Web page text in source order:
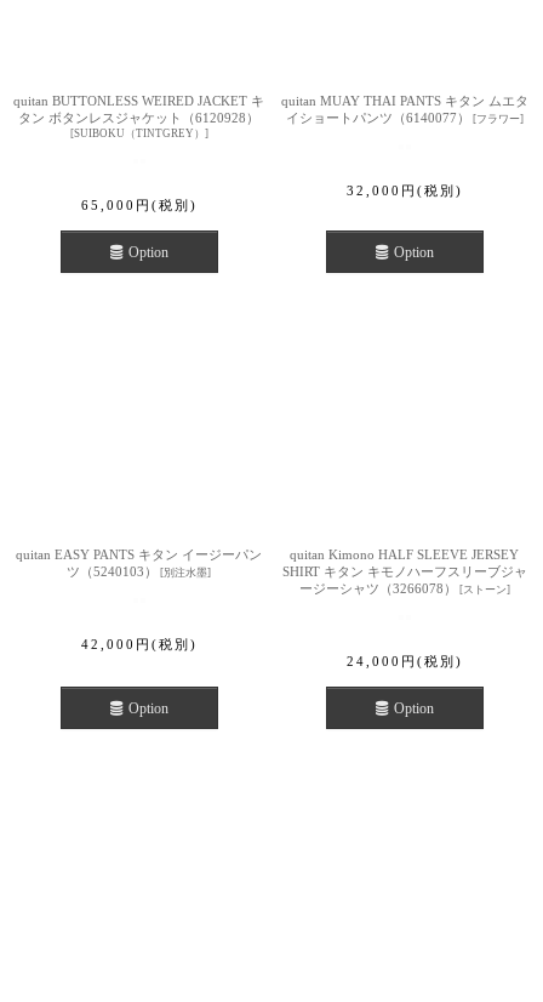
quitan BUTTONLESS WEIRED JACKET キ
タン ボタンレスジャケット（6120928）
[SUIBOKU（TINTGREY） ]
65,000 円 (税別)
Option
quitan MUAY THAI PANTS キタン ムエタ
イショートパンツ（6140077）
[フラワー]
32,000 円 (税別)
Option
quitan EASY PANTS キタン イージーパン
ツ（5240103）
[別注水墨]
42,000 円 (税別)
Option
quitan Kimono HALF SLEEVE JERSEY
SHIRT キタン キモノハーフスリーブジャ
ージーシャツ（3266078）
[ストーン]
24,000 円 (税別)
Option